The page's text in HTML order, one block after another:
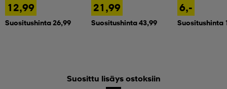
12,99
Suositushinta 26,99
21,99
Suositushinta 43,99
6,-
Suositushinta
Suosittu lisäys ostoksiin